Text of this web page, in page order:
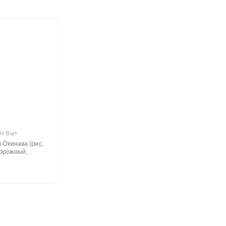
г 8 шт
Окинава (рис,